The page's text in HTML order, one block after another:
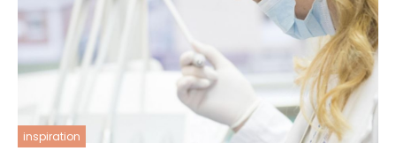
inspiration